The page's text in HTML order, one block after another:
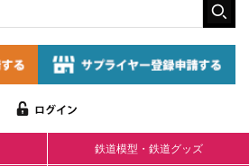
鉄道模型・鉄道グッズ